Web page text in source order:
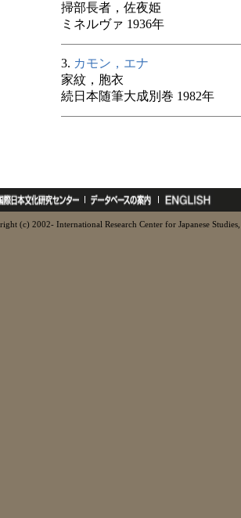
掃部長者，佐夜姫
ミネルヴァ 1936年
3. カモン，エナ
家紋，胞衣
続日本随筆大成別巻 1982年
(c) 2002- International Research Center for Japanese